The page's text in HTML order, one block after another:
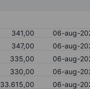
341,00
06-aug-
347,00
06-aug-
335,00
06-aug-
330,00
06-aug-
33.615,00
06-aug-